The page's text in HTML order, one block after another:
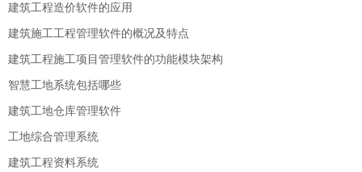
建筑工程造价软件的应用
建筑施工工程管理软件的概况及特点
建筑工程施工项目管理软件的功能模块架构
智慧工地系统包括哪些
建筑工地仓库管理软件
工地综合管理系统
建筑工程资料系统